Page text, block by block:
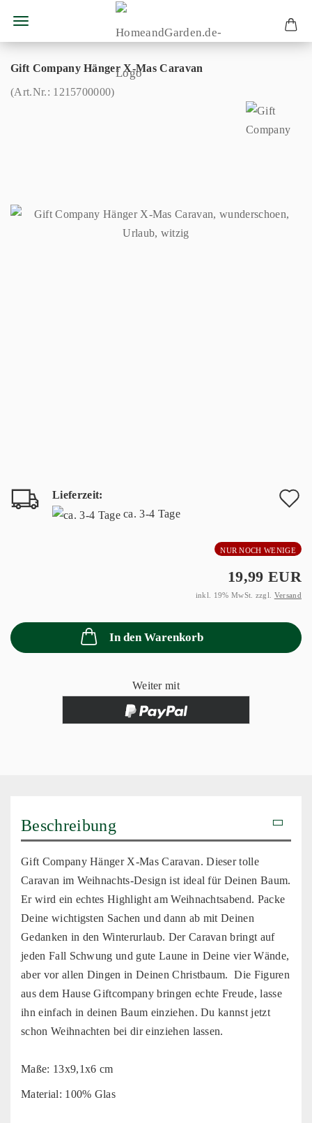
Gift Company Hänger X-Mas Caravan
(Art.Nr.: 1215700000)
Lieferzeit:
ca. 3-4 Tage
NUR NOCH WENIGE
19,99 EUR
inkl. 19% MwSt. zzgl. Versand
In den Warenkorb
Weiter mit
Beschreibung
Gift Company Hänger X-Mas Caravan. Dieser tolle
Caravan im Weihnachts-Design ist ideal für Deinen Baum.
Er wird ein echtes Highlight am Weihnachtsabend. Packe
Deine wichtigsten Sachen und dann ab mit Deinen
Gedanken in den Winterurlaub. Der Caravan bringt auf
jeden Fall Schwung und gute Laune in Deine vier Wände,
aber vor allen Dingen in Deinen Christbaum. Die Figuren
aus dem Hause Giftcompany bringen echte Freude, lasse
ihn einfach in deinen Baum einziehen. Du kannst jetzt
schon Weihnachten bei dir einziehen lassen.
Maße: 13x9,1x6 cm
Material: 100% Glas